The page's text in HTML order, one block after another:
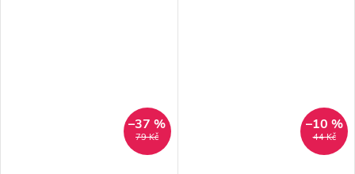
79 Kč
–37 %
44 Kč
–10 %